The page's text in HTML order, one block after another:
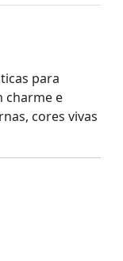
para
charme e
cores vivas